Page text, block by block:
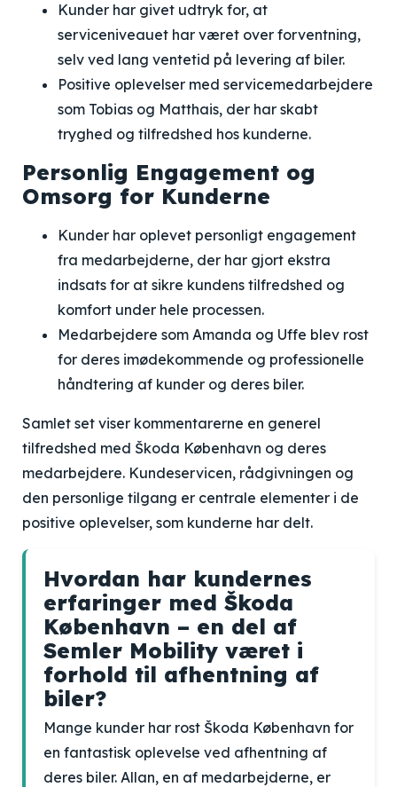
Kunder har givet udtryk for, at
serviceniveauet har været over forventning,
selv ved lang ventetid på levering af biler.
Positive oplevelser med servicemedarbejdere
som Tobias og Matthais, der har skabt
tryghed og tilfredshed hos kunderne.
Personlig Engagement og
Omsorg for Kunderne
Kunder har oplevet personligt engagement
fra medarbejderne, der har gjort ekstra
indsats for at sikre kundens tilfredshed og
komfort under hele processen.
Medarbejdere som Amanda og Uffe blev rost
for deres imødekommende og professionelle
håndtering af kunder og deres biler.
Samlet set viser kommentarerne en generel
tilfredshed med Škoda København og deres
medarbejdere. Kundeservicen, rådgivningen og
den personlige tilgang er centrale elementer i de
positive oplevelser, som kunderne har delt.
Hvordan har kundernes
erfaringer med Škoda
København – en del af
Semler Mobility været i
forhold til afhentning af
biler?
Mange kunder har rost Škoda København for
en fantastisk oplevelse ved afhentning af
deres biler. Allan, en af medarbejderne, er